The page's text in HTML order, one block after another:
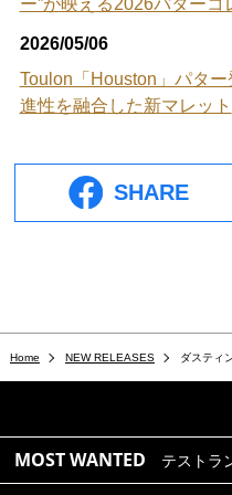
ー”が映える2026パターコ
2026/05/06
Toulon「Houston」パタ
進性を融合した新マレット
SHARE
Home NEW RELEASES ダスティ
MOST WANTED テストラ